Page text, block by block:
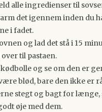
alle ingredienser til
det igennem inden du
i fadet.
og lad det stå i 15
til pastaen.
og se om den er
blød, bare den ikke er
stegt og bagt for længe,
øje med dem.